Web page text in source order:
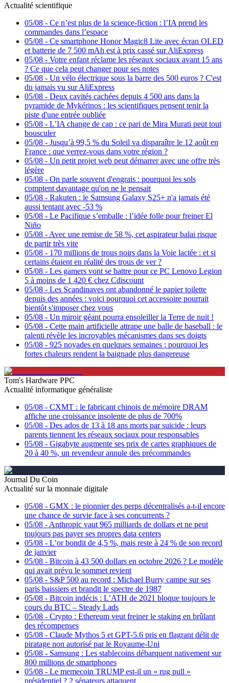
Actualité scientifique
05/08 - Ce n’est plus de la science-fiction : l’IA prend les
commandes dans l’espace
05/08 - Ce smartphone Honor Magic8 Lite avec écran OLED
et batterie de 7 500 mAh est à prix cassé sur AliExpress
05/08 - Votre enfant réclame les réseaux sociaux avant 15 ans
? Ce que cela peut changer pour ses notes
05/08 - Un vélo électrique sous la barre des 500 euros ? C'est
du jamais vu sur AliExpress
05/08 - Deux cavités cachées depuis 4 500 ans dans la
pyramide de Mykérinos : les scientifiques pensent tenir la
piste d'une entrée oubliée
05/08 - L’IA change de cap : ce pari de Mira Murati peut tout
bousculer
05/08 - Jusqu’à 99,5 % du Soleil va disparaître le 12 août en
France : que verrez-vous dans votre région ?
05/08 - Un petit projet web peut démarrer avec une offre très
légère
05/08 - On parle souvent d'engrais : pourquoi les sols
comptent davantage qu'on ne le pensait
05/08 - Rakuten : le Samsung Galaxy S25+ n'a jamais été
aussi tentant avec -53 %
05/08 - Le Pacifique s’emballe : l’idée folle pour freiner El
Niño
05/08 - Avec une remise de 58 %, cet aspirateur balai risque
de partir très vite
05/08 - 170 millions de trous noirs dans la Voie lactée : et si
certains étaient en réalité des trous de ver ?
05/08 - Les gamers vont se battre pour ce PC Lenovo Legion
5 à moins de 1 420 € chez Cdiscount
05/08 - Les Scandinaves ont abandonné le papier toilette
depuis des années : voici pourquoi cet accessoire pourrait
bientôt s'imposer chez vous
05/08 - Un miroir géant pourra ensoleiller la Terre de nuit !
05/08 - Cette main artificielle attrape une balle de baseball : le
ralenti révèle les incroyables mécanismes dans ses doigts
05/08 - 925 noyades en quelques semaines : pourquoi les
fortes chaleurs rendent la baignade plus dangereuse
Tom's Hardware PPC
Actualité informatique généraliste
05/08 - CXMT : le fabricant chinois de mémoire DRAM
affiche une croissance insolente de plus de 700%
05/08 - Des ados de 13 à 18 ans morts par suicide : leurs
parents tiennent les réseaux sociaux pour responsables
05/08 - Gigabyte augmente ses prix de cartes graphiques de
20 à 40 %, un revendeur annule des précommandes
Journal Du Coin
Actualité sur la monnaie digitale
05/08 - GMX : le pionnier des perps décentralisés a-t-il encore
une chance de survie face à ses concurrents ?
05/08 - Anthropic vaut 965 milliards de dollars et ne peut
toujours pas payer ses propres data centers
05/08 - L’or bondit de 4,5 %, mais reste à 24 % de son record
de janvier
05/08 - Bitcoin à 43 500 dollars en octobre 2026 ? Le modèle
qui avait prévu le sommet revient
05/08 - S&P 500 au record : Michael Burry campe sur ses
paris baissiers et brandit le spectre de 1987
05/08 - Bitcoin indécis : L’ATH de 2021 bloque toujours le
cours du BTC – Steady Lads
05/08 - Crypto : Ethereum veut freiner le staking en brûlant
des récompenses
05/08 - Claude Mythos 5 et GPT-5.6 pris en flagrant délit de
piratage non autorisé par le Royaume-Uni
05/08 - Samsung : Les stablecoins débarquent nativement sur
800 millions de smartphones
05/08 - Le memecoin TRUMP est-il un « rug pull »
présidentiel ? 2 sénateurs attaquent